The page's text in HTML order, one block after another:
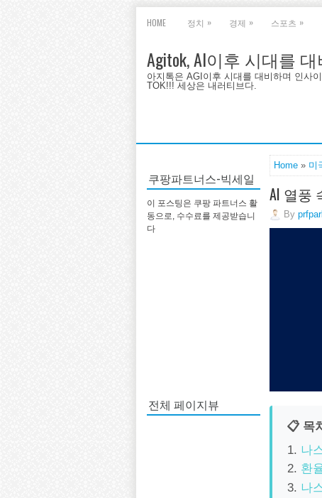
HOME 정치 » 경제 » 스포츠 »
Agitok, AI이후 시대를
아지톡은 AGI이후 시대를 대비하며 인사
TOK!!! 세상은 내러티브다.
쿠팡파트너스-빅세일
이 포스팅은 쿠팡 파트너스 활
동으로, 수수료를 제공받습니
다
전체 페이지뷰
Home » 미
AI 열풍
By
📋 목
나
환
나